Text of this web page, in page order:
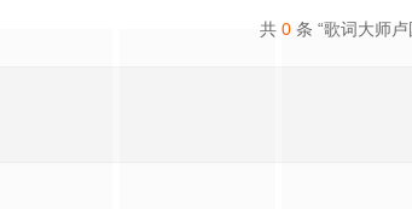
共 0 条 “歌词大师